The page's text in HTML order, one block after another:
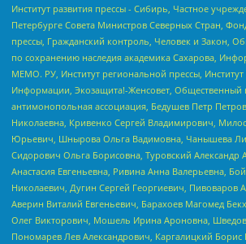
Институт развития прессы - Сибирь, Частное
Петербурге Совета Министров Северных Стран,
прессы, Гражданский контроль, Человек и Закон,
по сохранению наследия академика Сахарова,
МЕМО. РУ, Институт региональной прессы,
Информации, Экозащита!-Женсовет, Общественный
антимонопольная ассоциация, Бедушев Петр
Николаевна, Кривенко Сергей Владимирович,
Юрьевич, Шнырова Ольга Вадимовна, Чанышева
Сидорович Ольга Борисовна, Туровский Александр
Анастасия Евгеньевна, Ривина Анна Валерьевна,
Николаевич, Дугин Сергей Георгиевич, Пивоваров
Аверин Виталий Евгеньевич, Барахоев Магомед
Олег Викторович, Мошель Ирина Ароновна,
Пономарев Лев Александрович, Каргалицкий